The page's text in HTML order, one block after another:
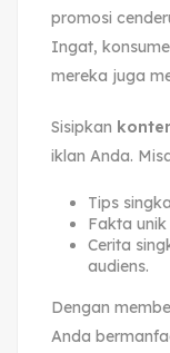
promosi
Ingat,
mereka juga
Sisipkan
iklan Anda.
Tips
Fakta
Cerita
audiens.
Dengan
Anda